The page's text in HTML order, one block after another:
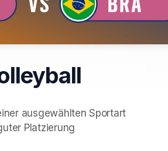
ausgewählten Sportart
Platzierung